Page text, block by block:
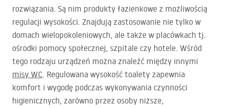
rozwiązania. Są nim produkty łazienkowe z możliwością
regulacji wysokości. Znajdują zastosowanie nie tylko w
domach wielopokoleniowych, ale także w placówkach tj.
ośrodki pomocy społecznej, szpitale czy hotele. Wśród
tego rodzaju urządzeń można znaleźć między innymi
misy WC. Regulowana wysokość toalety zapewnia
komfort i wygodę podczas wykonywania czynności
higienicznych, zarówno przez osoby niższe,